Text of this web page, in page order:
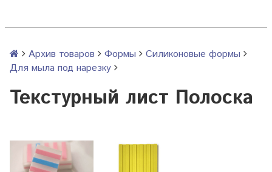
Архив товаров Формы
Силиконовые формы
Для мыла под нарезку
Текстурный лист Полоска